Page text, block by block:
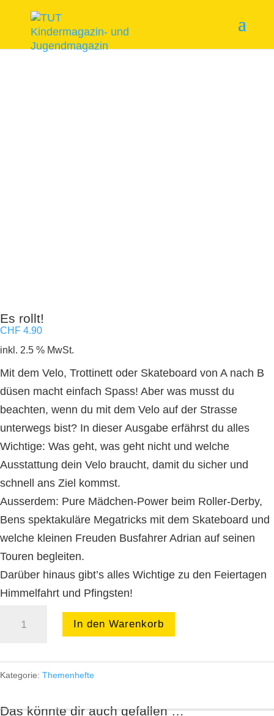
/Themenhefte/ Es rollt!
Es rollt!
CHF 4.90
inkl. 2.5 % MwSt.
Mit dem Velo, Trottinett oder Skateboard von A nach B
düsen macht einfach Spass! Aber was musst du
beachten, wenn du mit dem Velo auf der Strasse
unterwegs bist? In dieser Ausgabe erfährst du alles
Wichtige: Was geht, was geht nicht und welche
Ausstattung dein Velo braucht, damit du sicher und
schnell ans Ziel kommst.
Ausserdem: Pure Mädchen-Power beim Roller-Derby,
Bens spektakuläre Megatricks mit dem Skateboard und
welche kleinen Freuden Busfahrer Adrian auf seinen
Touren begleiten.
Darüber hinaus gibt’s alles Wichtige zu den Feiertagen
Himmelfahrt und Pfingsten!
In den Warenkorb
Kategorie: Themenhefte
Das könnte dir auch gefallen …